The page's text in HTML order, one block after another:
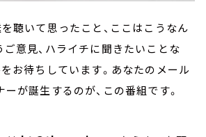
聴いて思ったこと、ここはこうなん
ご意見、ハライチに聞きたいことな
お待ちしています。あなたのメール
が誕生するのが、この番組です。